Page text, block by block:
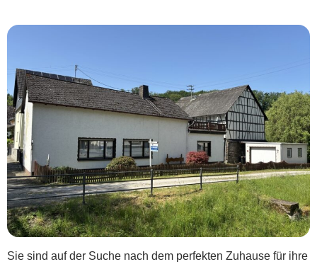
Sie sind auf der Suche nach dem perfekten Zuhause für ihre